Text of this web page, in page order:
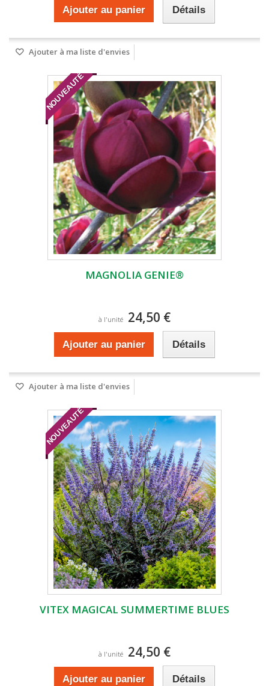
Ajouter au panier Détails
Ajouter à ma liste d'envies
NOUVEAUTÉ
MAGNOLIA GENIE®
à l'unité 24,50 €
Ajouter au panier Détails
Ajouter à ma liste d'envies
NOUVEAUTÉ
VITEX MAGICAL SUMMERTIME BLUES
à l'unité 24,50 €
Ajouter au panier Détails